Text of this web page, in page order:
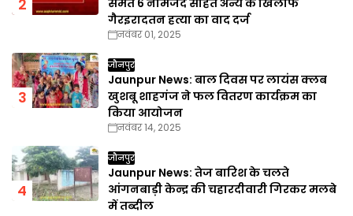
गैरइरादतन हत्या का वाद दर्ज
नवंबर 01, 2025
जौनपुर
Jaunpur News: बाल दिवस पर लायंस क्लब
खुशबू शाहगंज ने फल वितरण कार्यक्रम का
किया आयोजन
नवंबर 14, 2025
जौनपुर
Jaunpur News: तेज बारिश के चलते
आंगनबाड़ी केन्द्र की चहारदीवारी गिरकर मलबे
में तब्दील